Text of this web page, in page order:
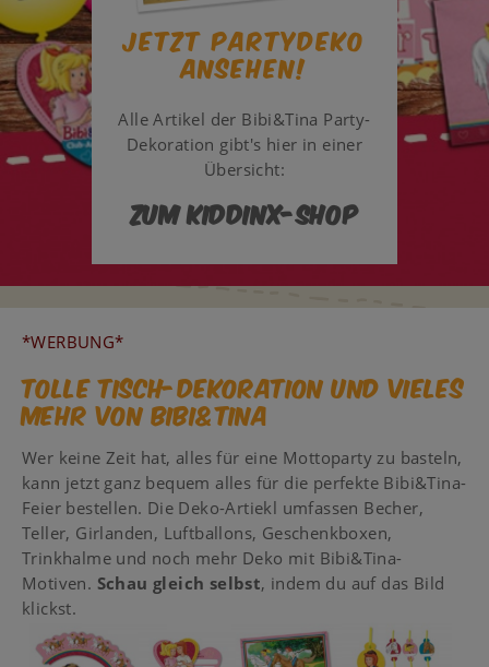
Jetzt Partydeko
ansehen!
Alle Artikel der Bibi&Tina Party-
Dekoration gibt's hier in einer
Übersicht:
Zum KIDDINX-Shop
*WERBUNG*
Tolle Tisch-Dekoration und vieles
mehr von Bibi&Tina
Wer keine Zeit hat, alles für eine Mottoparty zu basteln,
kann jetzt ganz bequem alles für die perfekte Bibi&Tina-
Feier bestellen. Die Deko-Artiekl umfassen Becher,
Teller, Girlanden, Luftballons, Geschenkboxen,
Trinkhalme und noch mehr Deko mit Bibi&Tina-
Motiven. Schau gleich selbst, indem du auf das Bild
klickst.